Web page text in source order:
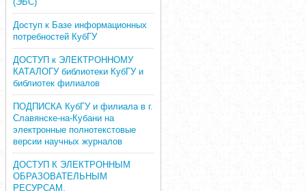
Доступ к Базе информационных
потребностей КубГУ
ДОСТУП к ЭЛЕКТРОННОМУ
КАТАЛОГУ библиотеки КубГУ и
библиотек филиалов
ПОДПИСКА КубГУ и филиала в г.
Славянске-на-Кубани на
электронные полнотекстовые
версии научных журналов
ДОСТУП К ЭЛЕКТРОННЫМ
ОБРАЗОВАТЕЛЬНЫМ
РЕСУРСАМ,